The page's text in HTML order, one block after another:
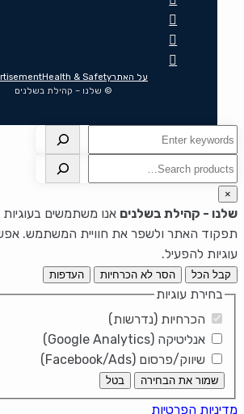
על האתרHealth & Safety
© שלנו – קהילת בשלנים
חיפוש
חיפוש
×
שלנו - קהילת בשלנים אנו משתמשים
תפקוד האתר ולשפר את חוויית המשתמש.
עוגיות להפעיל.
קבל הכל הסר לא הכרחיות העדפות
בחירת עוגיות
הכרחיות (נדרשות)
אנליטיקה (Google Analytics)
שיווק/פרסום (Facebook/Ads)
שמור את הבחירה בטל
מדיניות הפרטיות